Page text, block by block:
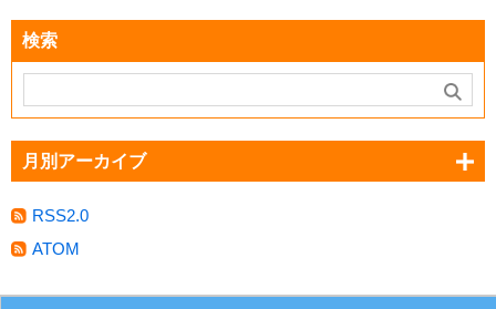
検索
月別アーカイブ
RSS2.0
ATOM